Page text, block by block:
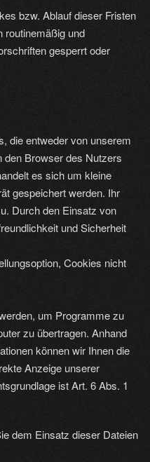
bzw. Ablauf dieser Fristen
routinemäßig und
gesperrt oder
die entweder von unserem
Browser des Nutzers
es sich um kleine
gespeichert werden. Ihr
Durch den Einsatz von
und Sicherheit
Cookies nicht
um Programme zu
zu übertragen. Anhand
können wir Ihnen die
Anzeige unserer
ist Art. 6 Abs. 1
dem Einsatz dieser Dateien